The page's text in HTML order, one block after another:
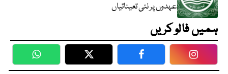
عہدوں پر نئی تعیناتیاں
ہمیں فالو کریں
WhatsApp Twitter Facebook